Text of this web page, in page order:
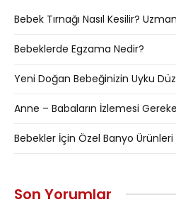
Bebek Tırnağı Nasıl Kesilir?
Bebeklerde Egzama Nedir?
Yeni Doğan Bebeğinizin Uyku
Anne – Babaların İzlemesi
Bebekler İçin Özel Banyo Ürünleri
Son Yorumlar